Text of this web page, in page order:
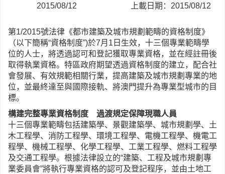
2015/08/12 上載日期：2015/08/12
第1/2015號法律《都市建築及城市規劃範疇的資格制度》
（以下簡稱“資格制度”)於7月1日生效，十三個專業範疇學
位的人士，將透過認可和登記獲取專業資格，並在經註冊後
取得執業資格。特區政府期望透過資格制度的建立，配合社
會發展、有效規範相關行業，提高建築及城市規劃專業的地
位，並最終達至與國際接軌、將澳門提升為專業型城市的目
標。
構建完整專業資格制度 過渡規定保障現職人員
十三個專業範疇包括建築學、景觀建築學、城市規劃學、土
木工程學、消防工程學、環境工程學、電機工程學、機電工
程學、機械工程學、化學工程學、工業工程學、燃料工程學
及交通工程學。根據法律設立的“建築、工程及城市規劃專
業委員會”將執行專業資格的認可及登記程序，並由土地工